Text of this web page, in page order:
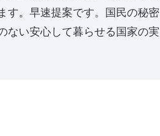
す。早速提案です。国民の秘密
ない安心して暮らせる国家の実